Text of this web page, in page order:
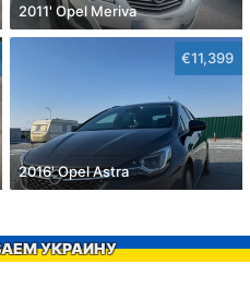
2011' Opel Meriva
€11,399
2016' Opel Astra
УКРАИНУ